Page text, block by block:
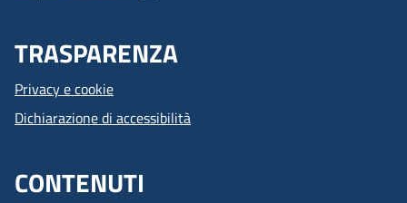
TRASPARENZA
Privacy e cookie
Dichiarazione di accessibilità
CONTENUTI